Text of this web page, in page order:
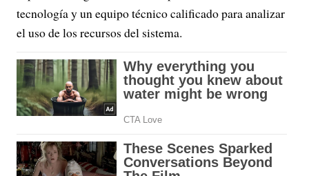
tecnología y un equipo técnico calificado para analizar
el uso de los recursos del sistema.